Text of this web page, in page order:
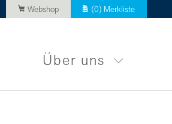
Webshop (0) Merkliste
Über uns